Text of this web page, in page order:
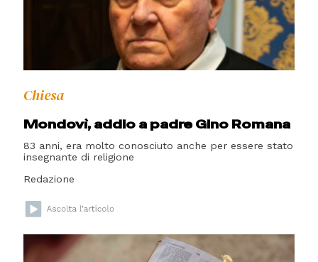
Chiesa
Mondovì, addio a padre Gino Romana
83 anni, era molto conosciuto anche per essere stato
insegnante di religione
Redazione